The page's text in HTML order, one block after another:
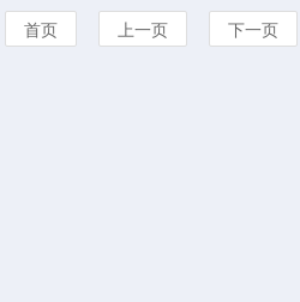
首页 上一页 下一页